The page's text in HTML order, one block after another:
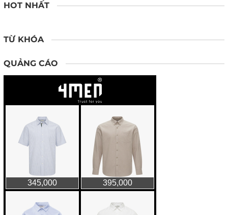
HOT NHẤT
TỪ KHÓA
QUẢNG CÁO